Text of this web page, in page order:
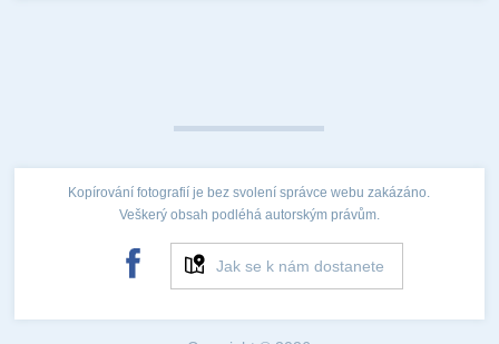
Kopírování fotografií je bez svolení správce webu zakázáno.
Veškerý obsah podléhá autorským právům.
Jak se k nám dostanete